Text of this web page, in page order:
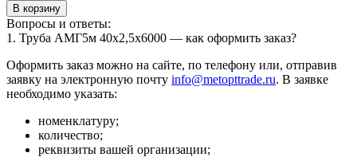
В корзину
Вопросы и ответы:
1. Труба АМГ5м 40х2,5х6000 — как оформить заказ?
Оформить заказ можно на сайте, по телефону или, отправив
заявку на электронную почту info@metopttrade.ru. В заявке
необходимо указать:
номенклатуру;
количество;
реквизиты вашей организации;